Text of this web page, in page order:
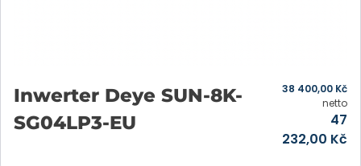
Inwerter Deye SUN-8K-
SG04LP3-EU
47
232,00 Kč
38 400,00 Kč
netto